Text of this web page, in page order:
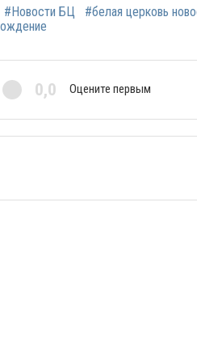
#Новости БЦ #белая церковь
0,0 Оцените первым